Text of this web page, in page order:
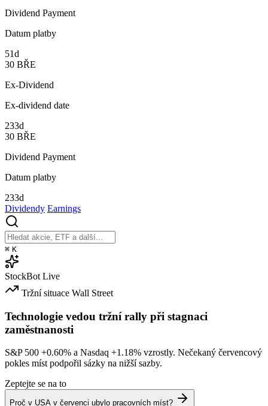
Dividend Payment
Datum platby
51d
30 BŘE
Ex-Dividend
Ex-dividend date
233d
30 BŘE
Dividend Payment
Datum platby
233d
Dividendy Earnings
⌘ K
StockBot Live
Tržní situace Wall Street
Technologie vedou tržní rally při stagnaci
zaměstnanosti
S&P 500 +0.60% a Nasdaq +1.18% vzrostly. Nečekaný červencový
pokles míst podpořil sázky na nižší sazby.
Zeptejte se na to
Proč v USA v červenci ubylo pracovních míst?